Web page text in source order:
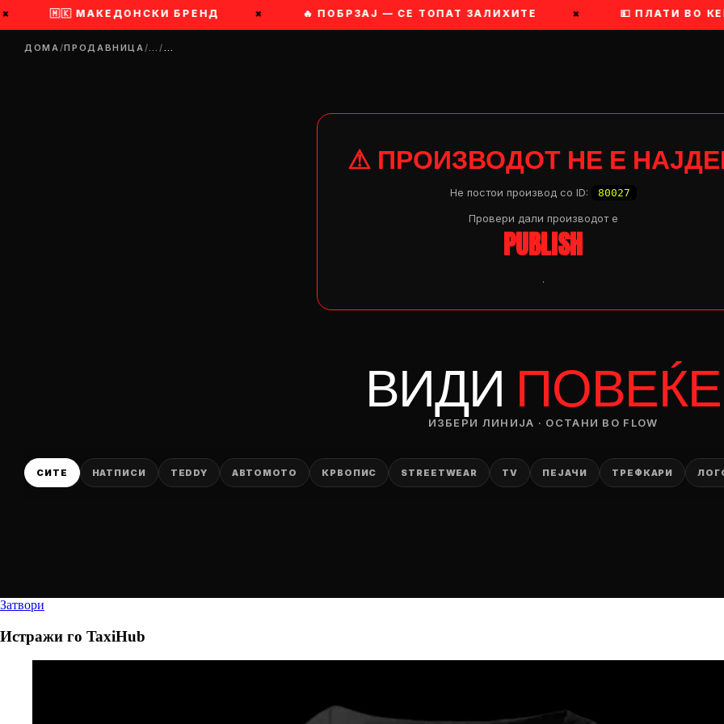
🇲🇰 МАКЕДОНСКИ БРЕНД 🔥 ПОБРЗАЈ — СЕ ТОПАТ ЗАЛИХИТЕ 💵 ПЛАТИ ВО КЕШ
ДОМА/ПРОДАВНИЦА/…/…
⚠ ПРОИЗВОДОТ НЕ Е
Не постои производ со ID: 80027
Провери дали производот e
PUBLISH
.
ВИДИ ПОВЕЌЕ
ИЗБЕРИ ЛИНИЈА · ОСТАНИ ВО FLOW
СИТЕ НАТПИСИ TEDDY АВТОМОТО КРВОПИС STREETWEAR TV ПЕЈАЧИ ТРЕФКАРИ
Затвори
Истражи го TaxiHub